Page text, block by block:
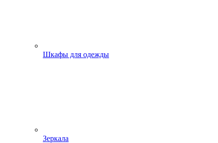
Шкафы для одежды
Зеркала